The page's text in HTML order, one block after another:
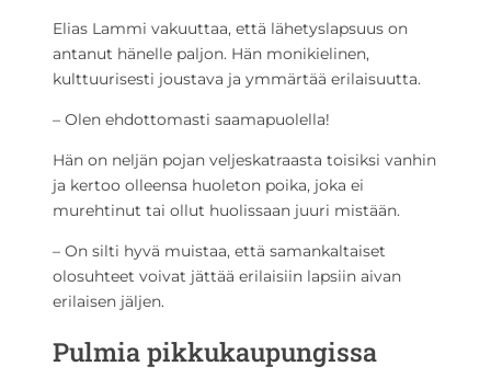
Elias Lammi vakuuttaa, että lähetyslapsuus on
antanut hänelle paljon. Hän monikielinen,
kulttuurisesti joustava ja ymmärtää erilaisuutta.
– Olen ehdottomasti saamapuolella!
Hän on neljän pojan veljeskatraasta toisiksi vanhin
ja kertoo olleensa huoleton poika, joka ei
murehtinut tai ollut huolissaan juuri mistään.
– On silti hyvä muistaa, että samankaltaiset
olosuhteet voivat jättää erilaisiin lapsiin aivan
erilaisen jäljen.
Pulmia pikkukaupungissa